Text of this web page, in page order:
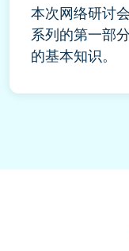
本次网络研讨
系列的第一部
的基本知识。